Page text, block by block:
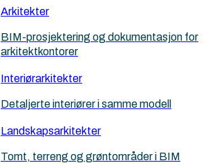
Arkitekter
BIM-prosjektering og dokumentasjon for
arkitektkontorer
Interiørarkitekter
Detaljerte interiører i samme modell
Landskapsarkitekter
Tomt, terreng og grøntområder i BIM